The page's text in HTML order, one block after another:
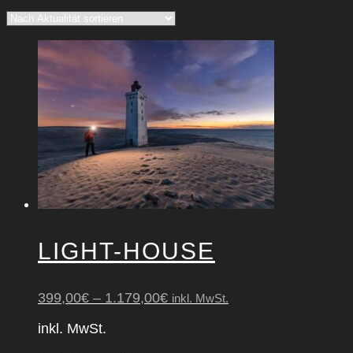
LIGHT-HOUSE
399,00€ – 1.179,00€ inkl. MwSt.
inkl. MwSt.